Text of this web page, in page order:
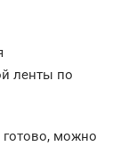
ленты по
готово, можно